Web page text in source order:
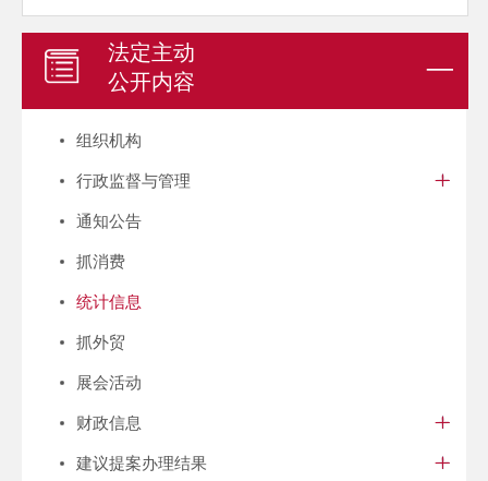
法定主动
公开内容
组织机构
行政监督与管理
通知公告
抓消费
统计信息
抓外贸
展会活动
财政信息
建议提案办理结果